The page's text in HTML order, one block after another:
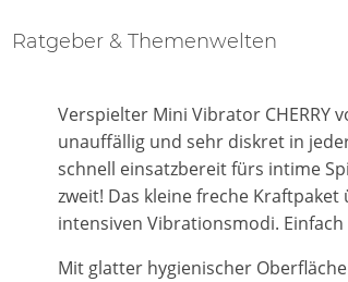
Ratgeber & Themenwelten
Verspielter Mini Vibrator CHERRY
unauffällig und sehr diskret in
schnell einsatzbereit fürs intime
zweit! Das kleine freche
intensiven Vibrationsmodi.
Mit glatter hygienischer